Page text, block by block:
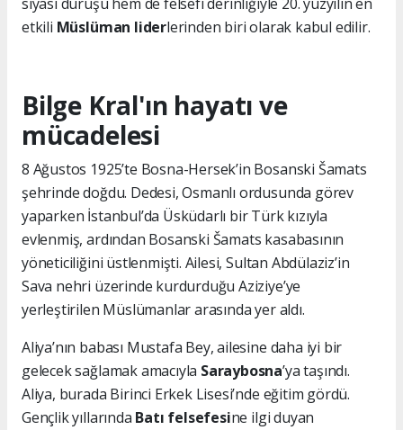
etkili Müslüman liderlerinden biri olarak kabul edilir.
Bilge Kral'ın hayatı ve
mücadelesi
8 Ağustos 1925’te Bosna-Hersek’in Bosanski Šamats
şehrinde doğdu. Dedesi, Osmanlı ordusunda görev
yaparken İstanbul’da Üsküdarlı bir Türk kızıyla
evlenmiş, ardından Bosanski Šamats kasabasının
yöneticiliğini üstlenmişti. Ailesi, Sultan Abdülaziz’in
Sava nehri üzerinde kurdurduğu Aziziye’ye
yerleştirilen Müslümanlar arasında yer aldı.
Aliya’nın babası Mustafa Bey, ailesine daha iyi bir
gelecek sağlamak amacıyla Saraybosna’ya taşındı.
Aliya, burada Birinci Erkek Lisesi’nde eğitim gördü.
Gençlik yıllarında Batı felsefesine ilgi duyan